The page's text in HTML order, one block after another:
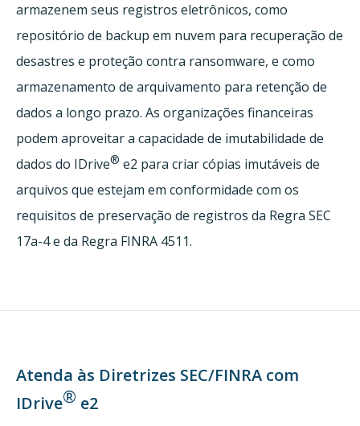
armazenem seus registros eletrônicos, como
repositório de backup em nuvem para recuperação de
desastres e proteção contra ransomware, e como
armazenamento de arquivamento para retenção de
dados a longo prazo. As organizações financeiras
podem aproveitar a capacidade de imutabilidade de
dados do IDrive® e2 para criar cópias imutáveis de
arquivos que estejam em conformidade com os
requisitos de preservação de registros da Regra SEC
17a-4 e da Regra FINRA 4511.
Atenda às Diretrizes SEC/FINRA com
IDrive® e2